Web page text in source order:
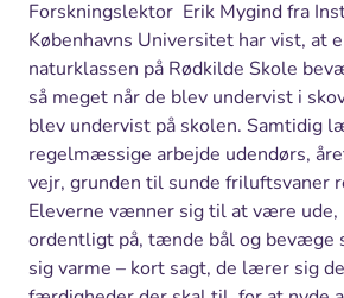
Forskningslektor Erik Mygind fra
Københavns Universitet har vist, at
naturklassen på Rødkilde Skole
så meget når de blev undervist i
blev undervist på skolen. Samtidig
regelmæssige arbejde udendørs,
vejr, grunden til sunde friluftsvaner
Eleverne vænner sig til at være
ordentligt på, tænde bål og bevæge
sig varme – kort sagt, de lærer sig